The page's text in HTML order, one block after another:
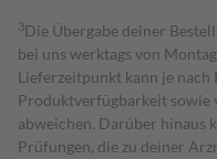
3Die Übergabe deiner
bei uns werktags von
Lieferzeitpunkt kann je nach
Produktverfügbarkeit sowie
abweichen. Darüber hinaus
Prüfungen, die zu deiner